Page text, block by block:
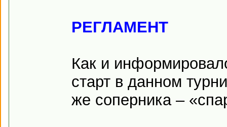
РЕГЛАМЕНТ
Как и
старт в данном
же соперника –